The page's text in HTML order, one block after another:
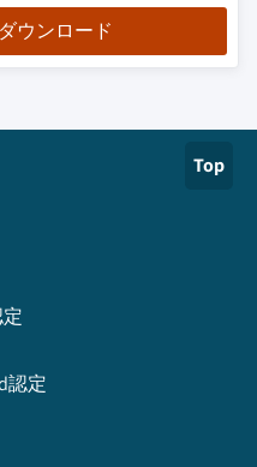
ウンロード
Top
定
認定